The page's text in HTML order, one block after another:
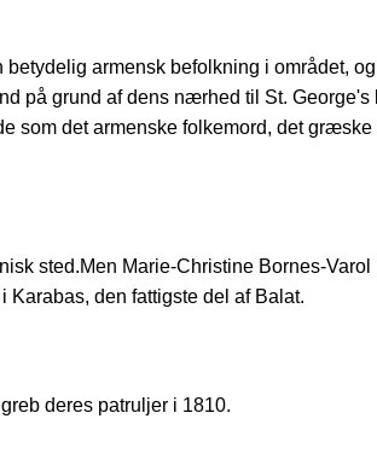
armensk befolkning i området,
på grund af dens nærhed til St. George's
som det armenske folkemord, det græske
sted.Men Marie-Christine Bornes-Varol
den fattigste del af Balat.
deres patruljer i 1810.